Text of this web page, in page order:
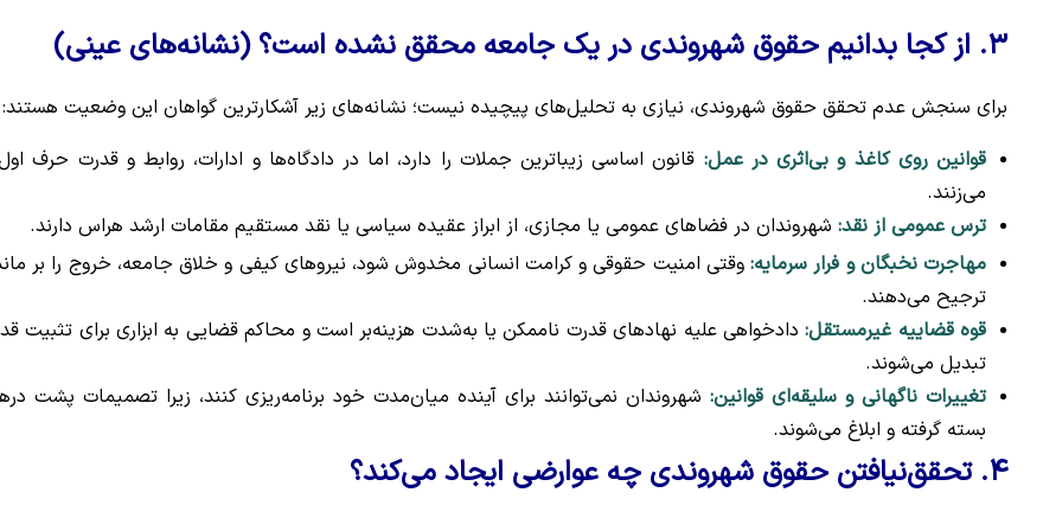
۳. از کجا بدانیم حقوق شهروندی در یک جامعه محقق نشده است؟ (نشانه‌های عینی)
برای سنجش عدم تحقق حقوق شهروندی، نیازی به تحلیل‌های پیچیده نیست؛ نشانه‌های زیر آشکارترین گواهان این وضعیت هستند:
قوانین روی کاغذ و بی‌اثری در عمل: قانون اساسی زیباترین جملات را دارد، اما در دادگاه‌ها و ادارات، روابط و قدرت حرف
می‌زنند.
ترس عمومی از نقد: شهروندان در فضاهای عمومی یا مجازی، از ابراز عقیده سیاسی یا نقد مستقیم مقامات ارشد هراس دارند.
مهاجرت نخبگان و فرار سرمایه:وقتی امنیت حقوقی و کرامت انسانی مخدوش شود، نیروهای کیفی و خلاق جامعه، خروج را بر
ترجیح می‌دهند.
قوه قضاییه غیرمستقل:دادخواهی علیه نهادهای قدرت ناممکن یا به‌شدت هزینه‌بر است و محاکم قضایی به ابزاری برای تثبیت
تبدیل می‌شوند.
تغییرات ناگهانی و سلیقه‌ای قوانین: شهروندان نمی‌توانند برای آینده میان‌مدت خود برنامه‌ریزی کنند، زیرا تصمیمات پشت
بسته گرفته و ابلاغ می‌شوند.
۴. تحقق‌نیافتن حقوق شهروندی چه عوارضی ایجاد می‌کند؟